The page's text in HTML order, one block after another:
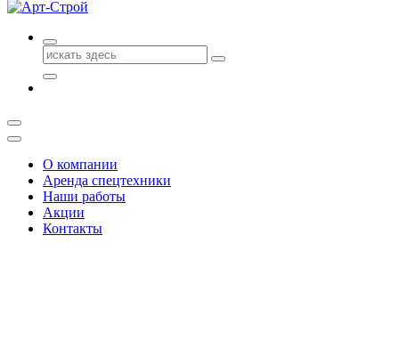
Поиск
для:
О компании
Аренда спецтехники
Наши работы
Акции
Контакты